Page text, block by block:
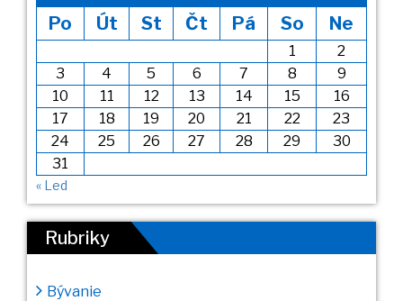
Po Út St Čt Pá So Ne
1
2
3
4 5 6 7 8
9
10
11 12 13 14 15
16
17
18 19 20 21 22
23
24
25 26 27 28 29
30
31
« Led
Rubriky
Bývanie